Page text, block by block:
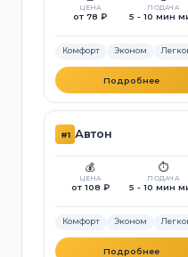
ЦЕНА
от 78 ₽
ПОДАЧА
5 - 10 мин
Комфорт Эконом
Подробнее
#1 Автон
💰
ЦЕНА
от 108 ₽
⏱️
ПОДАЧА
5 - 10 мин
Комфорт Эконом
Подробнее